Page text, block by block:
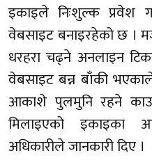
इकाइले निःशुल्क प्रवेश
वेबसाइट बनाइरहेको छ ।
धरहरा चढ्ने अनलाइन
वेबसाइट बन्न बाँकी
आकाशे पुलमुनि रहने
मिलाइएको इकाइका
अधिकारीले जानकारी दिए ।